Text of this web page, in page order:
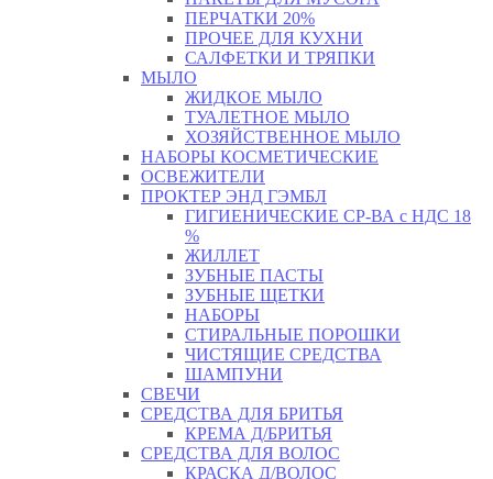
ПЕРЧАТКИ 20%
ПРОЧЕЕ ДЛЯ КУХНИ
САЛФЕТКИ И ТРЯПКИ
МЫЛО
ЖИДКОЕ МЫЛО
ТУАЛЕТНОЕ МЫЛО
ХОЗЯЙСТВЕННОЕ МЫЛО
НАБОРЫ КОСМЕТИЧЕСКИЕ
ОСВЕЖИТЕЛИ
ПРОКТЕР ЭНД ГЭМБЛ
ГИГИЕНИЧЕСКИЕ СР-ВА с НДС 18
%
ЖИЛЛЕТ
ЗУБНЫЕ ПАСТЫ
ЗУБНЫЕ ЩЕТКИ
НАБОРЫ
СТИРАЛЬНЫЕ ПОРОШКИ
ЧИСТЯЩИЕ СРЕДСТВА
ШАМПУНИ
СВЕЧИ
СРЕДСТВА ДЛЯ БРИТЬЯ
КРЕМА Д/БРИТЬЯ
СРЕДСТВА ДЛЯ ВОЛОС
КРАСКА Д/ВОЛОС